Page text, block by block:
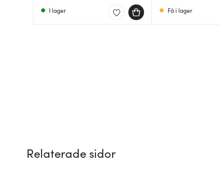
I lager Få i lager
Relaterade sidor